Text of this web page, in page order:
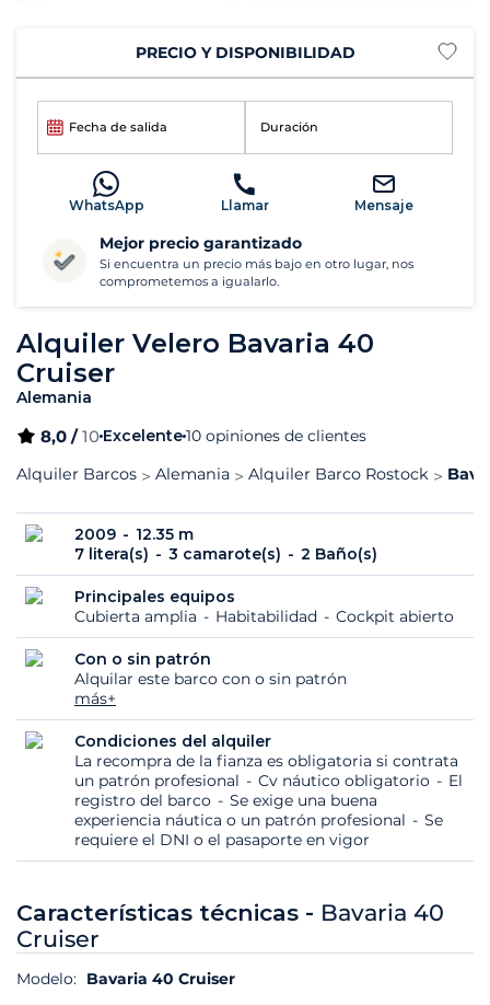
Alquiler Velero Bavaria 40
Cruiser
Alemania
8,0 /10 Excelente10 opiniones de clientes
Alquiler Barcos
Alemania Alquiler Barco Rostock
2009
12.35 m
7 litera(s)
3 camarote(s) 2 Baño(s)
Principales equipos
Cubierta amplia
Habitabilidad Cockpit abierto
Con o sin patrón
Alquilar este barco con o sin patrón
más+
Condiciones del alquiler
La recompra de la fianza es obligatoria si contrata
un patrón profesional
Cv náutico obligatorio
El
registro del barco
Se exige una buena
experiencia náutica o un patrón profesional
Se
requiere el DNI o el pasaporte en vigor
Características técnicas - Bavaria 40
Cruiser
Modelo: Bavaria 40 Cruiser
PRECIO Y DISPONIBILIDAD
Fecha de salida Duración
WhatsApp Llamar Mensaje
Mejor precio garantizado
Si encuentra un precio más bajo en otro lugar, nos
comprometemos a igualarlo.